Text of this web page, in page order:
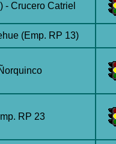
- Crucero Catriel
(Emp. RP 13)
RP 23